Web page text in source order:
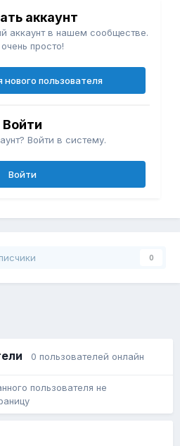
аккаунт
аккаунт в нашем сообществе.
просто!
нового пользователя
Войти
Войти в систему.
Войти
0
0 пользователей онлайн
пользователя не